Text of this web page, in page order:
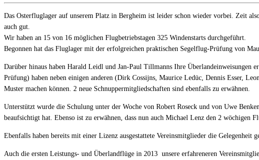
Das Osterfluglager auf unserem Platz in Bergheim ist leider schon wieder vorbei. Zeit
auch gut.
Wir haben an 15 von 16 möglichen Flugbetriebstagen 325 Windenstarts durchgeführt.
Begonnen hat das Fluglager mit der erfolgreichen praktischen Segelflug-Prüfung von
Darüber hinaus haben Harald Leidl und Jan-Paul Tillmanns Ihre
Prüfung) haben neben einigen anderen (Dirk Cossijns, Maurice Ledüc, Dennis Esser,
Muster machen können. 2 neue Schnuppermitgliedschaften sind ebenfalls zu erwähnen.
Unterstützt wurde die Schulung unter der Woche von Robert Roseck und von Uwe
beaufsichtigt hat. Ebenso ist zu erwähnen, dass nun auch Michael Lenz den 2 wöchigen
Ebenfalls haben bereits mit einer Lizenz ausgestattete Vereinsmitglieder die Gelegenheit
Auch die ersten Leistungs- und Überlandflüge in 2013 unsere erfahreneren